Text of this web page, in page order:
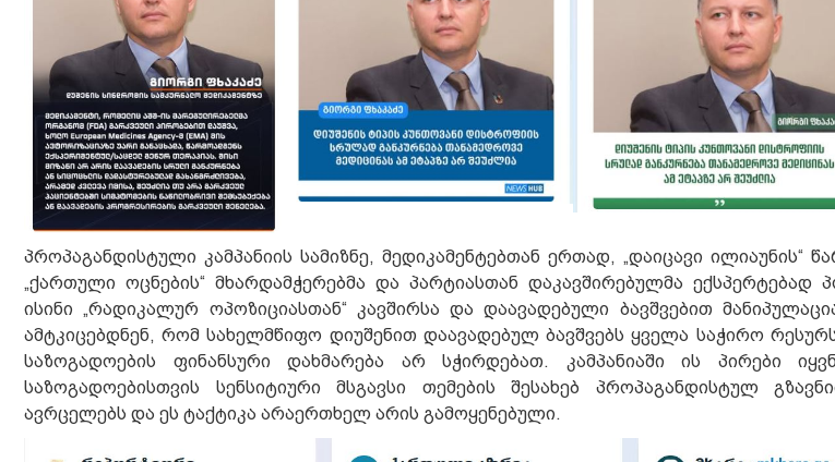
პროპაგანდისტული კამპანიის სამიზნე, მედიკამენტებთან ერთად, „დაიცავი ილიაუნის“
„ქართული ოცნების“ მხარდამჭერებმა და პარტიასთან დაკავშირებულმა ექსპერტებად
ისინი „რადიკალურ ოპოზიციასთან“ კავშირსა და დაავადებული ბავშვებით
ამტკიცებდნენ, რომ სახელმწიფო დიუშენით დაავადებულ ბავშვებს ყველა საჭირო
საზოგადოების ფინანსური დახმარება არ სჭირდებათ. კამპანიაში ის პირები
საზოგადოებისთვის სენსიტიური მსგავსი თემების შესახებ პროპაგანდისტულ
ავრცელებს და ეს ტაქტიკა არაერთხელ არის გამოყენებული.